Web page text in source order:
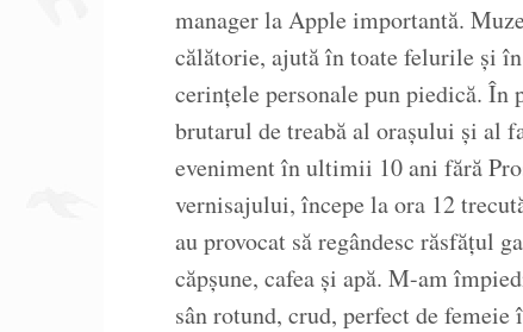
manager la Apple importantă.
călătorie, ajută în toate felurile și
cerințele personale pun piedică.
brutarul de treabă al orașului și al
eveniment în ultimii 10 ani fără
vernisajului, începe la ora 12
au provocat să regândesc răsfățul
căpșune, cafea și apă. M-am
sân rotund, crud, perfect de